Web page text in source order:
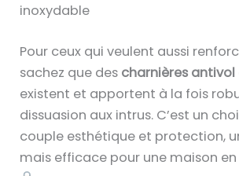
inoxydable
Pour ceux qui veulent aussi
sachez que des charnières
existent et apportent à la fois
dissuasion aux intrus. C’est un
couple esthétique et protection,
mais efficace pour une maison